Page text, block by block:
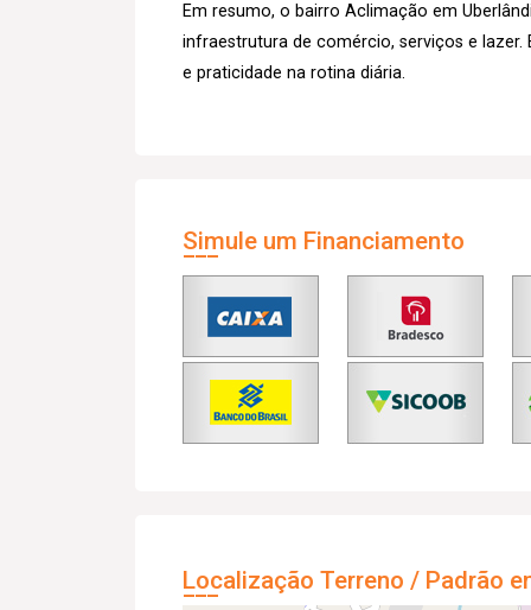
Em resumo, o bairro Aclimação em
infraestrutura de comércio, serviços e
e praticidade na rotina diária.
Simule um Financiamento
Localização Terreno / Padrão